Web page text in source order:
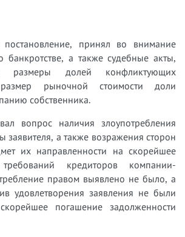
принял во внимание
банкротстве, а также судебные акты,
размеры долей конфликтующих
размер рыночной стоимости доли
собственника.
вопрос наличия злоупотребления
заявителя, а также возражения сторон
их направленности на скорейшее
требований кредиторов компании-
правом выявлено не было, а
удовлетворения заявления не были
погашение задолженности